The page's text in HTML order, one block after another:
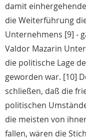
damit
die Weiterführung
Unternehmens [9] -
Valdor Mazarin
die politische Lage
geworden war. [10]
schließen, daß die
politischen
die meisten von
fallen, wären die